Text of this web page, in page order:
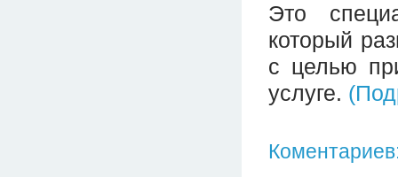
Это
который
с целью
услуге.